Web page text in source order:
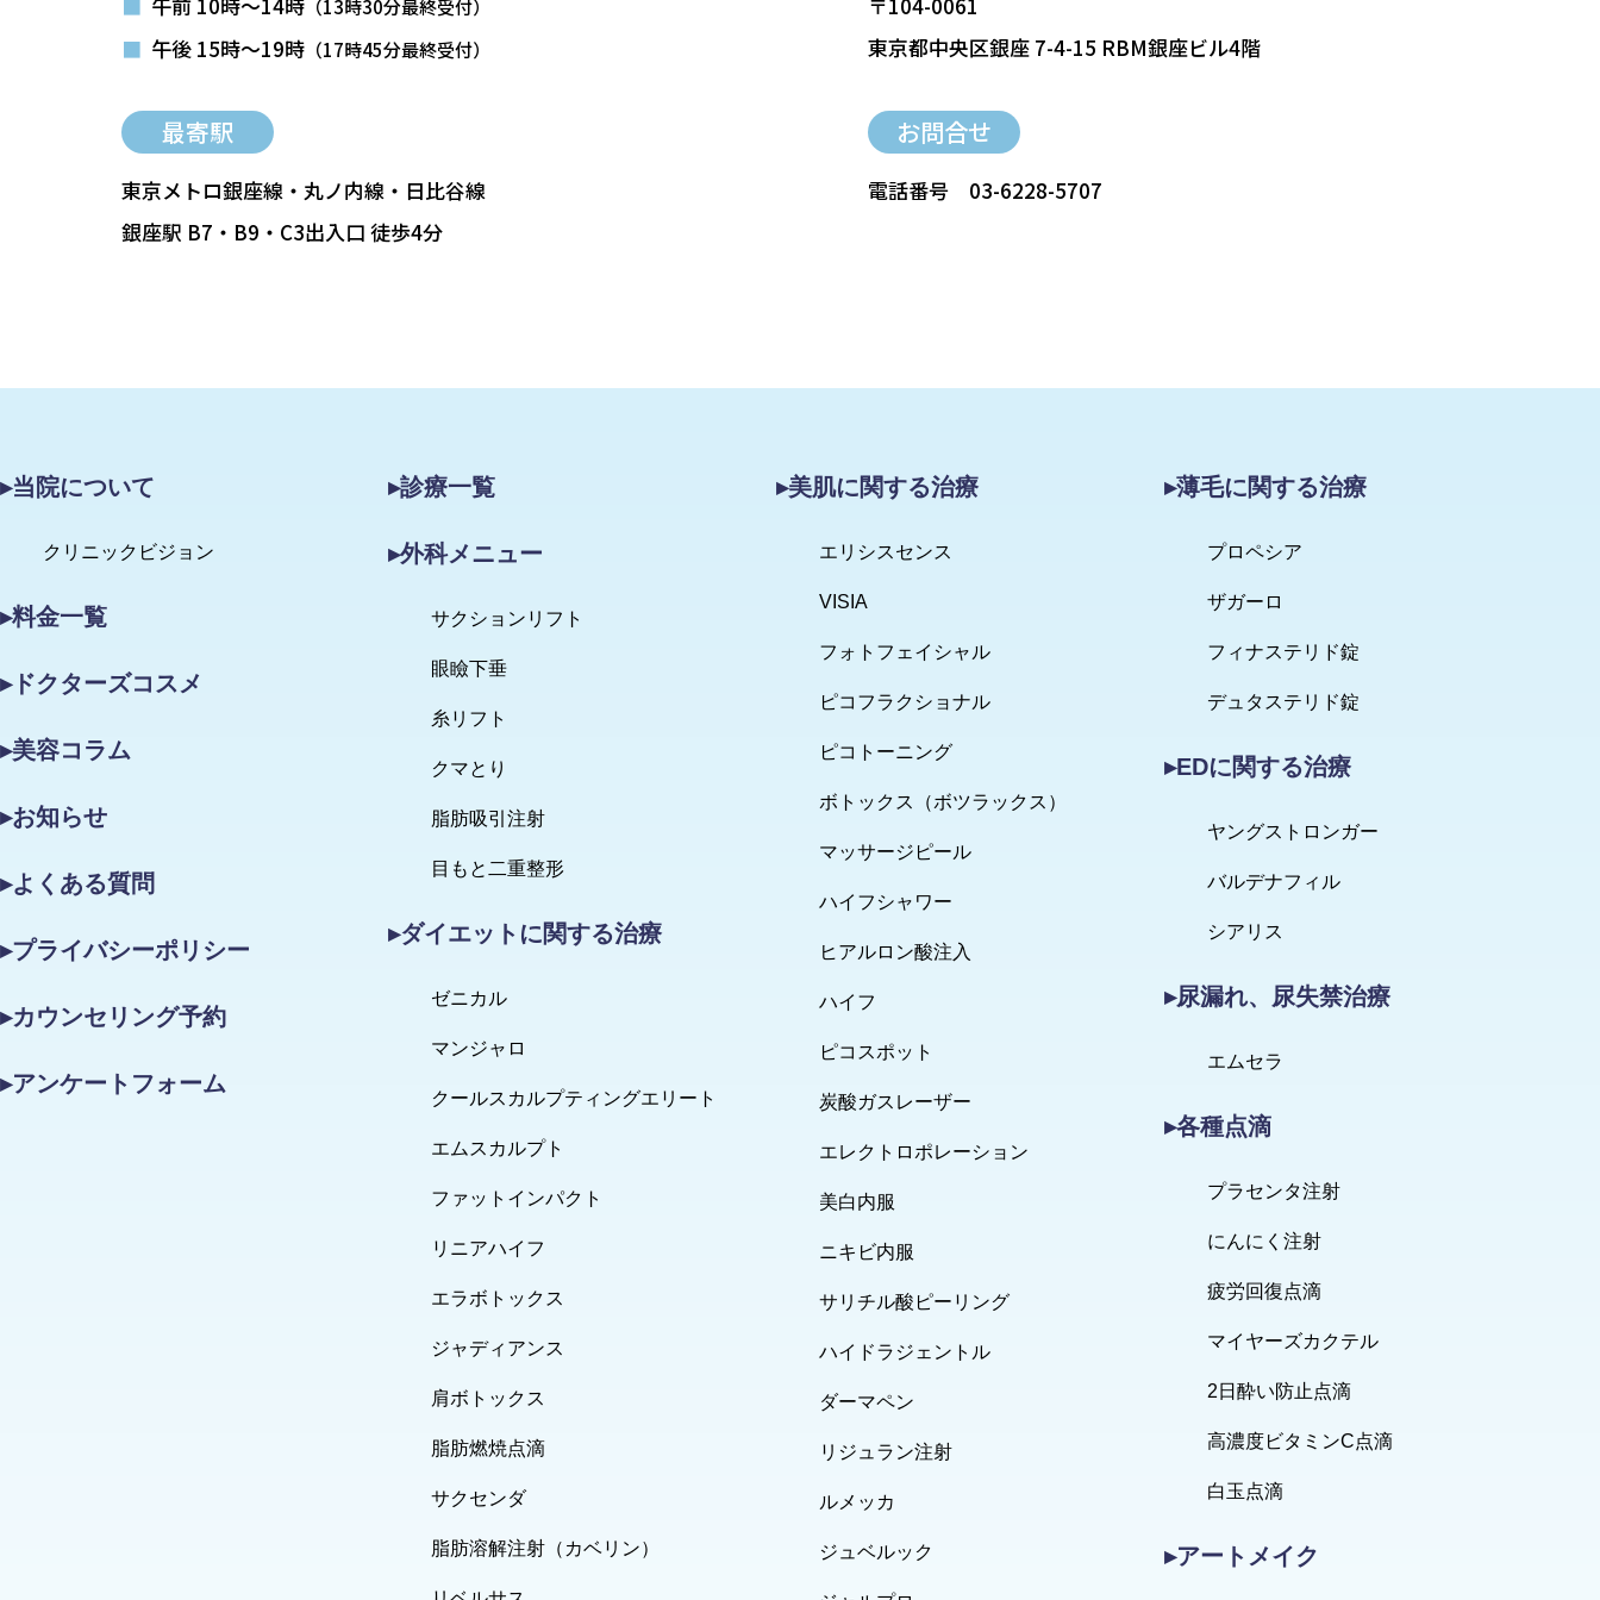
（13時30分最終受付）
■ 午後 15時～19時 （17時45分最終受付）
東京都中央区銀座 7-4-15 RBM銀座ビル4階
最寄駅
東京メトロ銀座線・丸ノ内線・日比谷線
銀座駅 B7・B9・C3出入口 徒歩4分
お問合せ
電話番号 03-6228-5707
▸当院について
クリニックビジョン
▸料金一覧
▸ドクターズコスメ
▸美容コラム
▸お知らせ
▸よくある質問
▸プライバシーポリシー
▸カウンセリング予約
▸アンケートフォーム
▸診療一覧
▸外科メニュー
サクションリフト
眼瞼下垂
糸リフト
クマとり
脂肪吸引注射
目もと二重整形
▸ダイエットに関する治療
ゼニカル
マンジャロ
クールスカルプティングエリート
エムスカルプト
ファットインパクト
リニアハイフ
エラボトックス
ジャディアンス
肩ボトックス
脂肪燃焼点滴
サクセンダ
脂肪溶解注射（カベリン）
▸美肌に関する治療
エリシスセンス
VISIA
フォトフェイシャル
ピコフラクショナル
ピコトーニング
ボトックス（ボツラックス）
マッサージピール
ハイフシャワー
ヒアルロン酸注入
ハイフ
ピコスポット
炭酸ガスレーザー
エレクトロポレーション
美白内服
ニキビ内服
サリチル酸ピーリング
ハイドラジェントル
ダーマペン
リジュラン注射
ルメッカ
ジュベルック
▸薄毛に関する治療
プロペシア
ザガーロ
フィナステリド錠
デュタステリド錠
▸EDに関する治療
ヤングストロンガー
バルデナフィル
シアリス
▸尿漏れ、尿失禁治療
エムセラ
▸各種点滴
プラセンタ注射
にんにく注射
疲労回復点滴
マイヤーズカクテル
2日酔い防止点滴
高濃度ビタミンC点滴
白玉点滴
▸アートメイク